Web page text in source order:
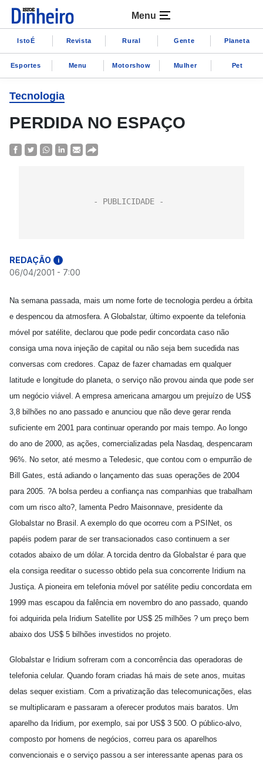
Menu
IstoÉ Revista Rural Gente Planeta
Esportes Menu Motorshow Mulher Pet
Tecnologia
PERDIDA NO ESPAÇO
REDAÇÃO i
06/04/2001 - 7:00
Na semana passada, mais um nome forte de tecnologia perdeu a órbita
e despencou da atmosfera. A Globalstar, último expoente da telefonia
móvel por satélite, declarou que pode pedir concordata caso não
consiga uma nova injeção de capital ou não seja bem sucedida nas
conversas com credores. Capaz de fazer chamadas em qualquer
latitude e longitude do planeta, o serviço não provou ainda que pode ser
um negócio viável. A empresa americana amargou um prejuízo de US$
3,8 bilhões no ano passado e anunciou que não deve gerar renda
suficiente em 2001 para continuar operando por mais tempo. Ao longo
do ano de 2000, as ações, comercializadas pela Nasdaq, despencaram
96%. No setor, até mesmo a Teledesic, que contou com o empurrão de
Bill Gates, está adiando o lançamento das suas operações de 2004
para 2005. ?A bolsa perdeu a confiança nas companhias que trabalham
com um risco alto?, lamenta Pedro Maisonnave, presidente da
Globalstar no Brasil. A exemplo do que ocorreu com a PSINet, os
papéis podem parar de ser transacionados caso continuem a ser
cotados abaixo de um dólar. A torcida dentro da Globalstar é para que
ela consiga reeditar o sucesso obtido pela sua concorrente Iridium na
Justiça. A pioneira em telefonia móvel por satélite pediu concordata em
1999 mas escapou da falência em novembro do ano passado, quando
foi adquirida pela Iridium Satellite por US$ 25 milhões ? um preço bem
abaixo dos US$ 5 bilhões investidos no projeto.
Globalstar e Iridium sofreram com a concorrência das operadoras de
telefonia celular. Quando foram criadas há mais de sete anos, muitas
delas sequer existiam. Com a privatização das telecomunicações, elas
se multiplicaram e passaram a oferecer produtos mais baratos. Um
aparelho da Iridium, por exemplo, sai por US$ 3 500. O público-alvo,
composto por homens de negócios, correu para os aparelhos
convencionais e o serviço passou a ser interessante apenas para os